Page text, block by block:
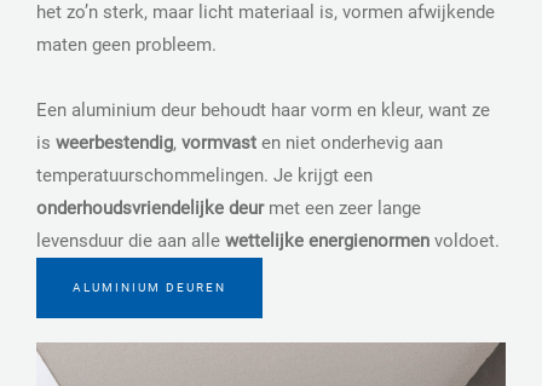
het zo’n sterk, maar licht materiaal is, vormen afwijkende
maten geen probleem.
Een aluminium deur behoudt haar vorm en kleur, want ze
is weerbestendig, vormvast en niet onderhevig aan
temperatuurschommelingen. Je krijgt een
onderhoudsvriendelijke deurmet een zeer lange
levensduur die aan alle wettelijke energienormen voldoet.
ALUMINIUM DEUREN